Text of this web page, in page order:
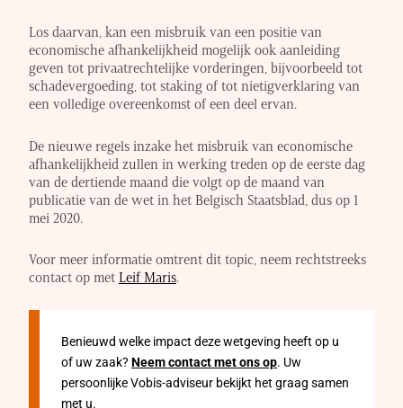
Los daarvan, kan een misbruik van een positie van
economische afhankelijkheid mogelijk ook aanleiding
geven tot privaatrechtelijke vorderingen, bijvoorbeeld tot
schadevergoeding, tot staking of tot nietigverklaring van
een volledige overeenkomst of een deel ervan.
De nieuwe regels inzake het misbruik van economische
afhankelijkheid zullen in werking treden op de eerste dag
van de dertiende maand die volgt op de maand van
publicatie van de wet in het Belgisch Staatsblad, dus op 1
mei 2020.
Voor meer informatie omtrent dit topic, neem rechtstreeks
contact op met Leif Maris.
Benieuwd welke impact deze wetgeving heeft op u
of uw zaak? Neem contact met ons op. Uw
persoonlijke Vobis-adviseur bekijkt het graag samen
met u.